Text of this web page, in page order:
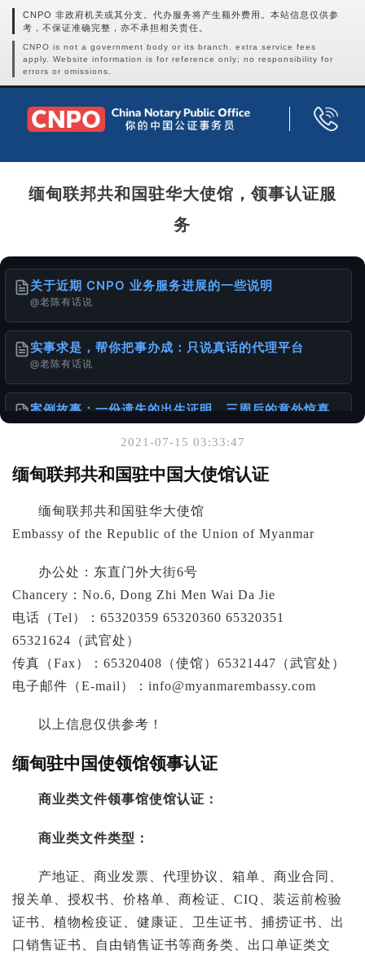
CNPO 非政府机关或其分支。代办服务将产生额外费用。本站信息仅供参
考，不保证准确完整，亦不承担相关责任。
CNPO is not a government body or its branch. extra service fees
apply. Website information is for reference only; no responsibility for
errors or omissions.
缅甸联邦共和国驻华大使馆，领事认证服
务
关于近期 CNPO 业务服务进展的一些说明
@老陈有话说
实事求是，帮你把事办成：只说真话的代理平台
@老陈有话说
案例故事：一份遗失的出生证明，三周后的意外惊喜
@老陈有话说
你可能也喜欢
@老陈有话说
@老陈有话说
离婚的话 DS-3053 还需要另外一方签名吗？
@老陈有话说
2021-07-15 03:33:47
缅甸联邦共和国驻中国大使馆认证
缅甸联邦共和国驻华大使馆
Embassy of the Republic of the Union of Myanmar
办公处：东直门外大街6号
Chancery：No.6, Dong Zhi Men Wai Da Jie
电话（Tel）：65320359 65320360 65320351
65321624（武官处）
传真（Fax）：65320408（使馆）65321447（武官处）
电子邮件（E-mail）： info@myanmarembassy.com
以上信息仅供参考！
缅甸驻中国使领馆领事认证
商业类文件领事馆使馆认证：
商业类文件类型：
产地证、商业发票、代理协议、箱单、商业合同、
报关单、授权书、价格单、商检证、CIQ、装运前检验
证书、植物检疫证、健康证、卫生证书、捕捞证书、出
口销售证书、自由销售证书等商务类、出口单证类文